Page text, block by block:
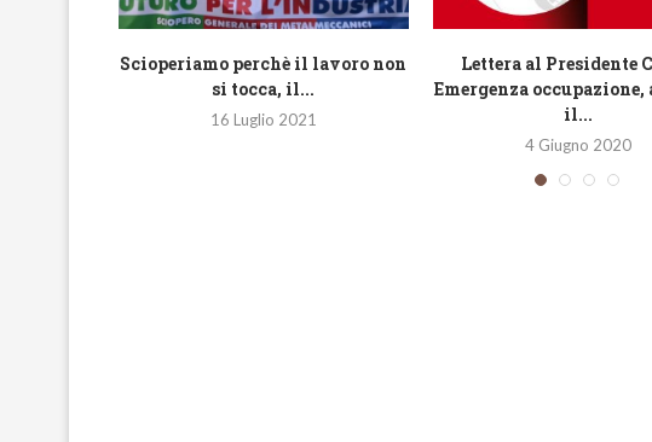
Scioperiamo perchè il lavoro non
si tocca, il...
16 Luglio 2021
Lettera al Presidente
Emergenza
il...
4 Giugno 2020